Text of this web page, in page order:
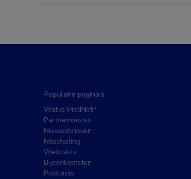
Populaire pagina’s
Wat is MedNet?
Partnernieuws
Nieuwsbrieven
Nascholing
Webcasts
Bijeenkomsten
Podcasts